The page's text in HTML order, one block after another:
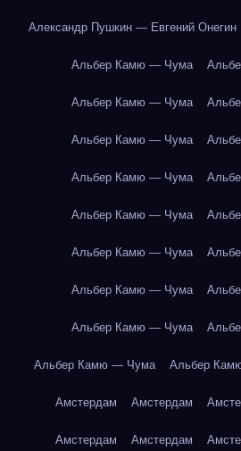
Александр Пушкин — Евгений Онегин
Альбер Камю — Чума
Альбер Камю — Чума
Альбер Камю — Чума
Альбер Камю — Чума
Альбер Камю — Чума
Альбер Камю — Чума
Альбер Камю — Чума
Альбер Камю — Чума
Альбер Камю — Чума Альбер
Амстердам Амстердам
Амстердам Амстердам